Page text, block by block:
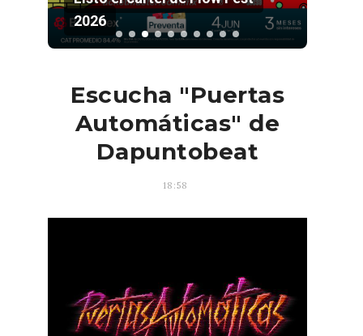
2026
Escucha "Puertas
Automáticas" de
Dapuntobeat
18:58